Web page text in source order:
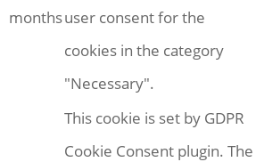
monthsuser consent for the
cookies in the category
"Necessary".
This cookie is set by GDPR
Cookie Consent plugin. The